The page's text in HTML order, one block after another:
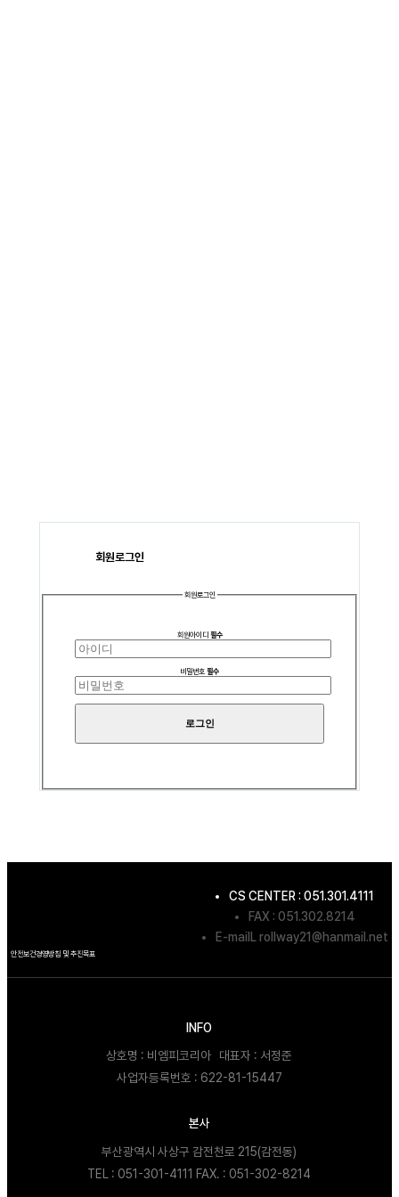
회원로그인
회원로그인
회원아이디 필수
비밀번호 필수
로그인
안전보건경영방침 및 추진목표
CS CENTER :051.301.4111
FAX : 051.302.8214
E-mailLrollway21@hanmail.net
INFO
상호명 : 비엠피코리아 대표자 : 서정준
사업자등록번호 : 622-81-15447
본사
부산광역시 사상구 감전천로 215(감전동)
TEL : 051-301-4111 FAX. : 051-302-8214